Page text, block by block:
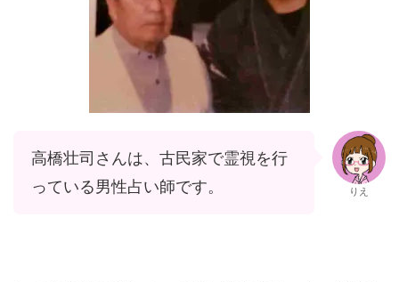
高橋壮司さんは、古民家で霊視を行
っている男性占い師です。
りえ